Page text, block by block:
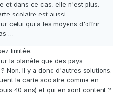
et dans ce cas, elle n'est plus.
scolaire est aussi
celui qui a les moyens d'offrir
…
limitée.
la planète que des pays
Non. Il y a donc d'autres solutions.
la carte scolaire comme en
40 ans) et qui en sont content ?